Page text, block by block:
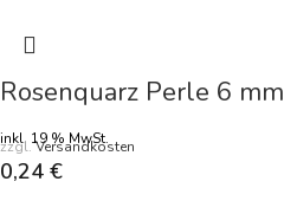
Rosenquarz Perle 6 mm
inkl. 19 % MwSt.
zzgl.Versandkosten
0,24 €